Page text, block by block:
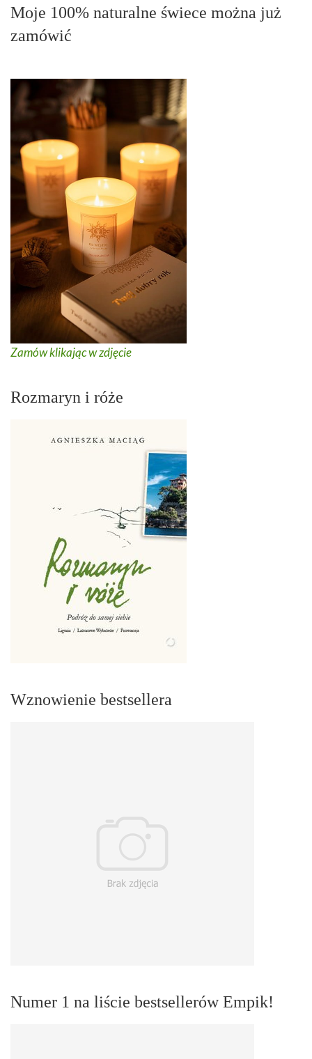
Moje 100% naturalne świece można już
zamówić
Zamów klikając w zdjęcie
Rozmaryn i róże
Wznowienie bestsellera
Numer 1 na liście bestsellerów Empik!